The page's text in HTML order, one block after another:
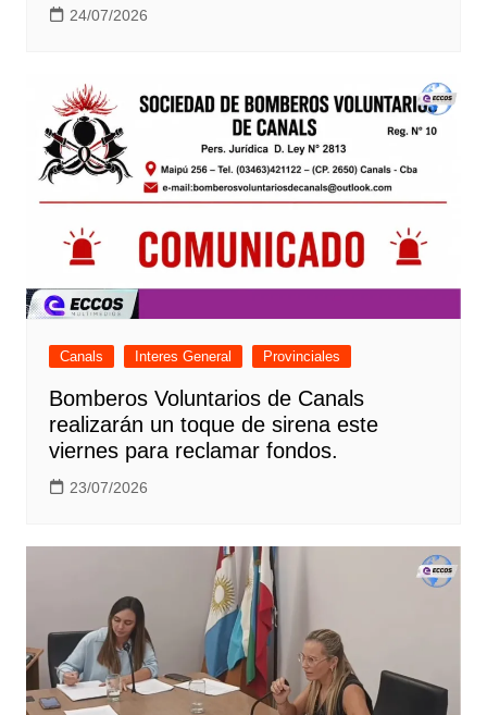
24/07/2026
Canals Interes General Provinciales
Bomberos Voluntarios de Canals
realizarán un toque de sirena este
viernes para reclamar fondos.
23/07/2026